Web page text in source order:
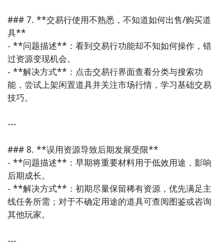
### 7. **交易行使用不熟悉，不知道如何出售/购买道
具**
- **问题描述**：看到交易行功能却不知如何操作，错
过资源变现机会。
- **解决方式**：点击交易行界面查看分类与搜索功
能，尝试上架闲置道具并关注市场行情，学习基础交易
技巧。
---
### 8. **误用资源导致后期发展受限**
- **问题描述**：早期将重要材料用于低效用途，影响
后期成长。
- **解决方式**：初期尽量保留稀有资源，优先满足主
线任务所需；对于不确定用途的道具可查阅图鉴或咨询
其他玩家。
---